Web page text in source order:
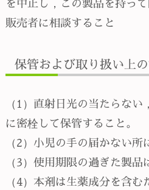
を中止し，この製品を持っ
販売者に相談すること
保管および取り扱い上
（1）直射日光の当たらな
に密栓して保管すること。
（2）小児の手の届かない所
（3）使用期限の過ぎた製品
（4）本剤は生薬成分を含